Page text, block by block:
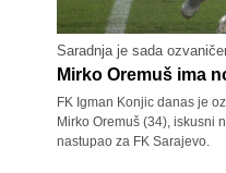
Saradnja je sada
Mirko Oremuš ima
FK Igman Konjic danas je
Mirko Oremuš (34), iskusni
nastupao za FK Sarajevo.